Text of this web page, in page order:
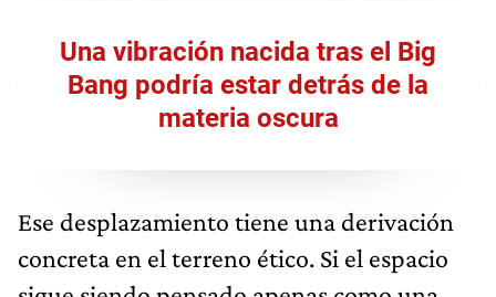
Una vibración nacida tras el Big
Bang podría estar detrás de la
materia oscura
Ese desplazamiento tiene una derivación
concreta en el terreno ético. Si el espacio